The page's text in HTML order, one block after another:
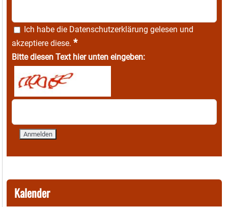
Ich habe die Datenschutzerklärung gelesen und
akzeptiere diese. *
Bitte diesen Text hier unten eingeben:
Kalender